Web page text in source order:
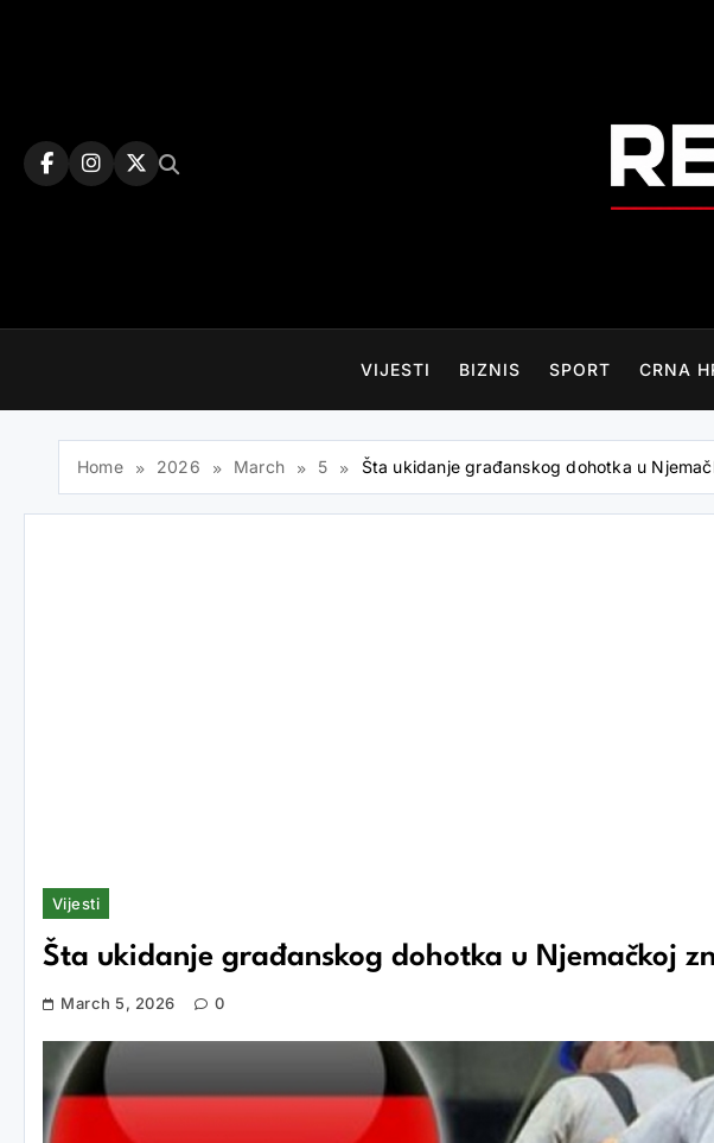
VIJESTI BIZNIS SPORT CRNA
Home 2026 March 5 Šta ukidanje građanskog dohotka u
Vijesti
Šta ukidanje građanskog dohotka u Njemačkoj
March 5, 2026 0